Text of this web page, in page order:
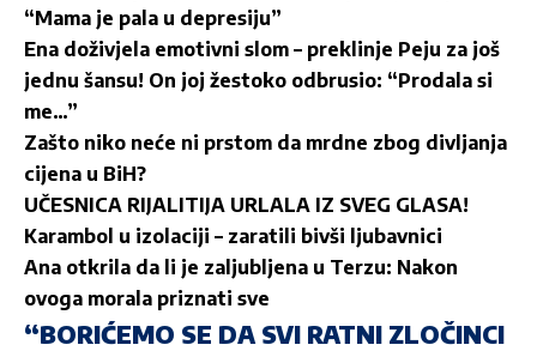
“Mama je pala u depresiju”
Ena doživjela emotivni slom – preklinje Peju za još
jednu šansu! On joj žestoko odbrusio: “Prodala si
me…”
Zašto niko neće ni prstom da mrdne zbog divljanja
cijena u BiH?
UČESNICA RIJALITIJA URLALA IZ SVEG GLASA!
Karambol u izolaciji – zaratili bivši ljubavnici
Ana otkrila da li je zaljubljena u Terzu: Nakon
ovoga morala priznati sve
“BORIĆEMO SE DA SVI RATNI ZLOČINCI